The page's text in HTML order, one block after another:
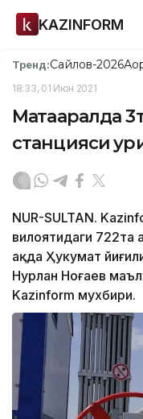
KAZINFORM
Тренд:Сайлов-2026
18:33, 01 Июн 2021
Мақтааралда
станцияси
NUR-SULTAN.
вилоятидаги 722та
ҳақда Ҳукумат
Нурлан Ноғаев
Kazinform мухбири.